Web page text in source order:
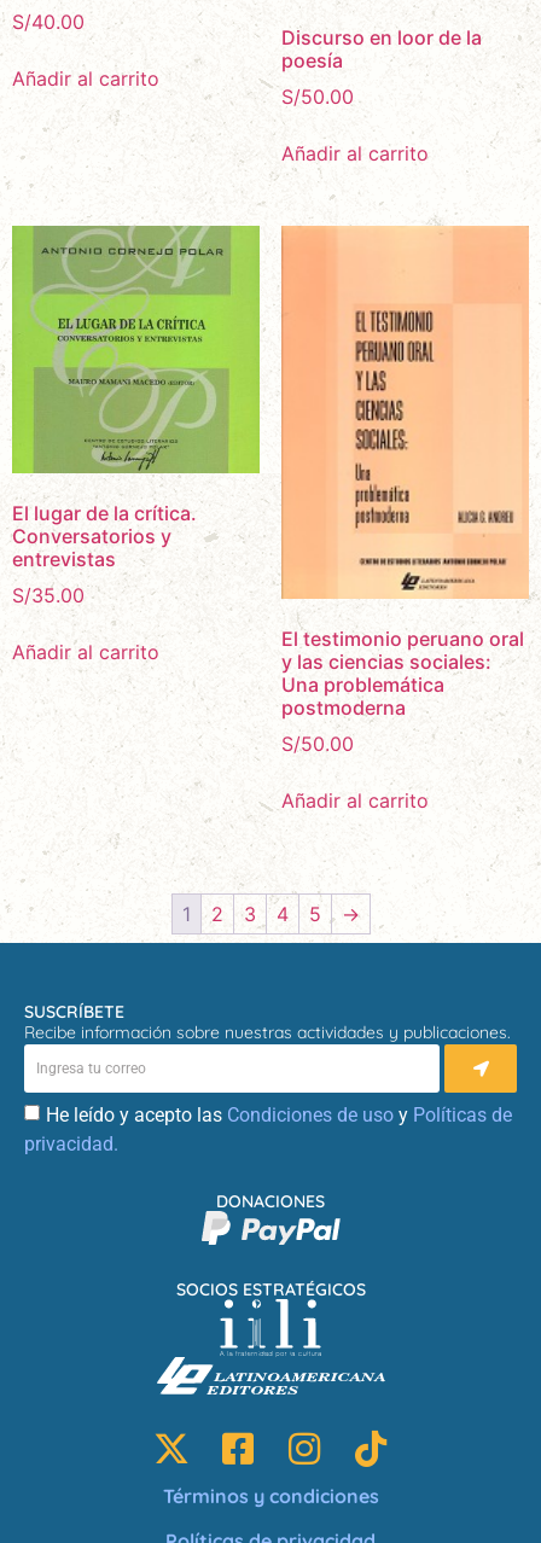
S/40.00
Añadir al carrito
Discurso en loor de la
poesía
S/50.00
Añadir al carrito
El lugar de la crítica.
Conversatorios y
entrevistas
S/35.00
Añadir al carrito
El testimonio peruano oral
y las ciencias sociales:
Una problemática
postmoderna
S/50.00
Añadir al carrito
1 2 3 4 5 →
SUSCRÍBETE
Recibe información sobre nuestras actividades y publicaciones.
He leído y acepto las Condiciones de uso y Políticas de
privacidad.
SOCIOS ESTRATÉGICOS
DONACIONES
Términos y condiciones